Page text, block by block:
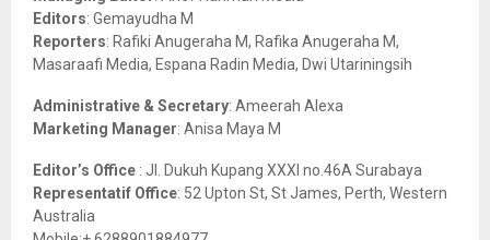
:Editors: Gemayudha M
Reporters: Rafiki Anugeraha M, Rafika Anugeraha M,
Masaraafi Media, Espana Radin Media, Dwi Utariningsih
Administrative & Secretary: Ameerah Alexa
Marketing Manager: Anisa Maya M
Editor’s Office : Jl. Dukuh Kupang XXXI no.46A Surabaya
Representatif Office: 52 Upton St, St James, Perth, Western
Australia